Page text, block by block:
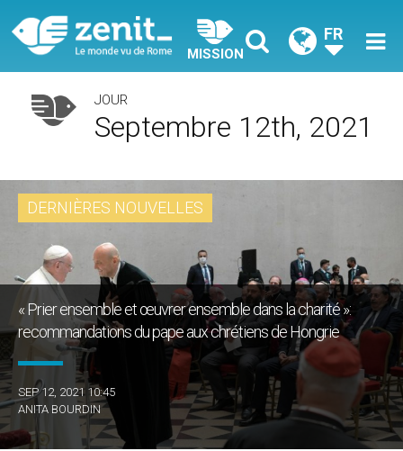
MISSION
FR
JOUR
Septembre 12th, 2021
DERNIÈRES NOUVELLES
« Prier ensemble et œuvrer ensemble dans la charité »:
recommandations du pape aux chrétiens de Hongrie
SEP 12, 2021 10:45
ANITA BOURDIN